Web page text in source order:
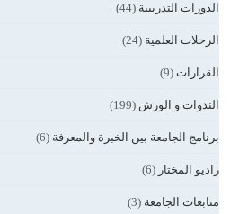
الدورات التدريبية (44)
الرحلات العلمية (24)
القرارات (9)
الندوات و الورش (199)
برنامج الجامعة بين الخبرة والمعرفة (6)
راديو المختار (6)
متابعات الجامعة (3)